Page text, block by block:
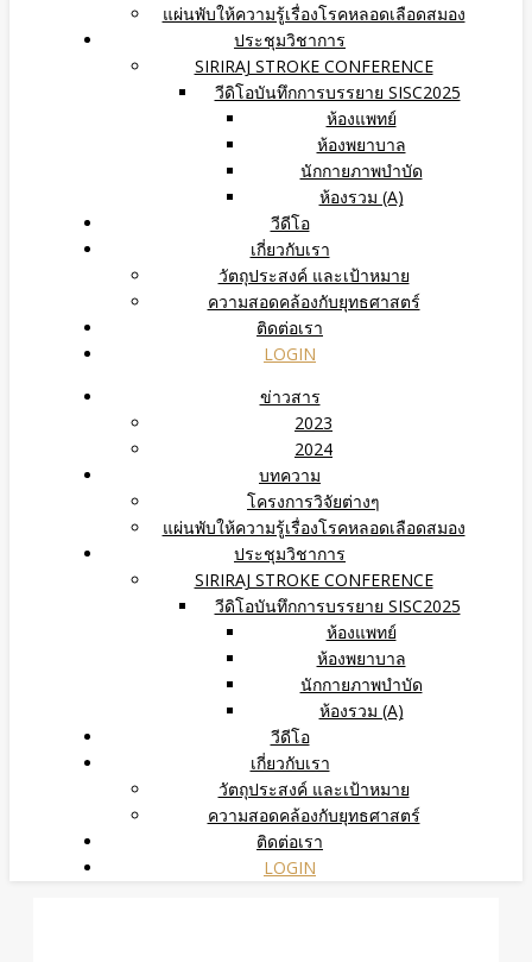
แผ่นพับให้ความรู้เรื่องโรคหลอดเลือดสมอง
ประชุมวิชาการ
SIRIRAJ STROKE CONFERENCE
วีดิโอบันทึกการบรรยาย SISC2025
ห้องแพทย์
ห้องพยาบาล
นักกายภาพบำบัด
ห้องรวม (A)
วีดีโอ
เกี่ยวกับเรา
วัตถุประสงค์ และเป้าหมาย
ความสอดคล้องกับยุทธศาสตร์
ติดต่อเรา
LOGIN
ข่าวสาร
2023
2024
บทความ
โครงการวิจัยต่างๆ
แผ่นพับให้ความรู้เรื่องโรคหลอดเลือดสมอง
ประชุมวิชาการ
SIRIRAJ STROKE CONFERENCE
วีดิโอบันทึกการบรรยาย SISC2025
ห้องแพทย์
ห้องพยาบาล
นักกายภาพบำบัด
ห้องรวม (A)
วีดีโอ
เกี่ยวกับเรา
วัตถุประสงค์ และเป้าหมาย
ความสอดคล้องกับยุทธศาสตร์
ติดต่อเรา
LOGIN